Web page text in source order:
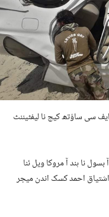
سی ساؤتھ کیچ نا لیفٹیننٹ
نا ہند آ مروکا ویل ئنا
احمد کسک اندن میجر